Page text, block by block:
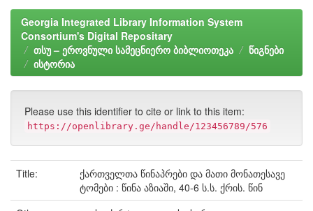
Georgia Integrated Library Information System
Consortium's Digital Repositary
თსუ – ეროვნული სამეცნიერო ბიბლიოთეკა
წიგნები
ისტორია
Please use this identifier to cite or link to this item:
https://openlibrary.ge/handle/123456789/576
Title:
ქართველთა წინაპრები და მათი მონათესავე
ტომები : წინა აზიაში, 40-6 ს.ს. ქრის. წინ